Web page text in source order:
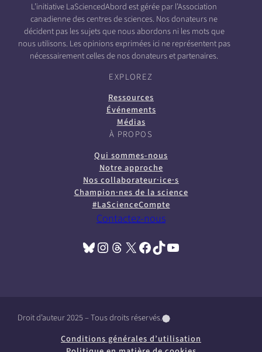
L’initiative LaSciencedAbord est gérée par l’Association
canadienne des centres de sciences. Nos donateurs ne
décident pas les sujets que nous abordons ni les mots que
nous utilisons. Les opinions exprimées ici ne représentent pas
nécessairement celles de nos donateurs et partenaires.
EXPLOREZ
Ressources
Événements
Médias
À PROPOS
Qui sommes-nous
Notre approche
Nos collaborateur·ice·s
Champion·nes de la science
#LaScienceCompte
Contactez-nous
Bluesky(opens in a new tab) Instagram
(opens in a new tab) Threads(opens in a new tab) X(opens in a new tab) Facebook(opens in a new tab) TikTok(opens in a new tab) YouTube(opens in a new tab)
Droit d’auteur 2025 – Tous droits réservés.(
o
p
(
o
p
(
o
p
Conditions générales d’utilisation